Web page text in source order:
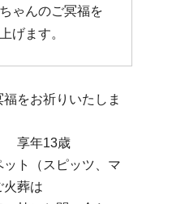
ゃんのご冥福を
げます。
をお祈りいたしま
享年13歳
ト（スピッツ、マ
火葬は